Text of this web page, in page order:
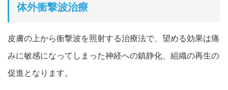
体外衝撃波治療
皮膚の上から衝撃波を照射する治療法で、望める効果は痛
みに敏感になってしまった神経への鎮静化、組織の再生の
促進となります。